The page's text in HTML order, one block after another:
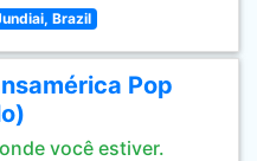
Brazil
Pop
você estiver.